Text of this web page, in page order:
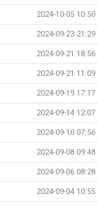
2024-10-05 10:50
2024-09-23 21:29
2024-09-21 18:56
2024-09-21 11:09
2024-09-19 17:17
2024-09-14 12:07
2024-09-10 07:56
2024-09-08 09:48
2024-09-06 08:28
2024-09-04 10:55